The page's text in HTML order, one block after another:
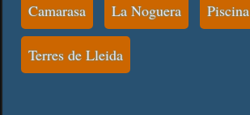
Camarasa La Noguera Piscina
Terres de Lleida